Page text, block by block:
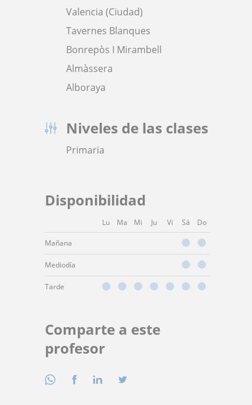
Valencia (Ciudad)
Tavernes Blanques
Bonrepòs I Mirambell
Almàssera
Alboraya
Niveles de las clases
Primaria
Disponibilidad
Lu Ma Mi Ju Vi Sá Do
Mañana
Mediodía
Tarde
Comparte a este
profesor